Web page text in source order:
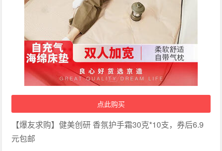
点此购买
【爆友求购】健美创研 香氛护手霜30克*10支，券后6.9
元包邮